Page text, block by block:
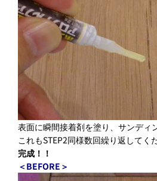
表面に瞬間接着剤を塗り、サンディ
これもSTEP2同様数回繰り返してく
完成！！
＜BEFORE＞